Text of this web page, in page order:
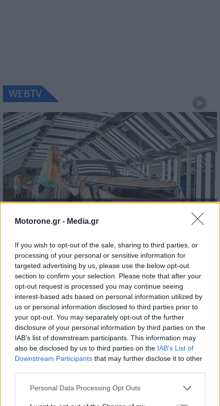
Motorone.gr - Media.gr
If you wish to opt-out of the sale, sharing to third parties, or
processing of your personal or sensitive information for
targeted advertising by us, please use the below opt-out
section to confirm your selection. Please note that after your
opt-out request is processed you may continue seeing
interest-based ads based on personal information utilized by
us or personal information disclosed to third parties prior to
your opt-out. You may separately opt-out of the further
disclosure of your personal information by third parties on the
IAB’s list of downstream participants. This information may
also be disclosed by us to third parties on the IAB’s List of
Downstream Participants that may further disclose it to other
Personal Data Processing Opt Outs
WEBTV
νέου Peaq – Δείτε Video από τη
γραμμή παραγωγής
WEB TV 6.8.2026